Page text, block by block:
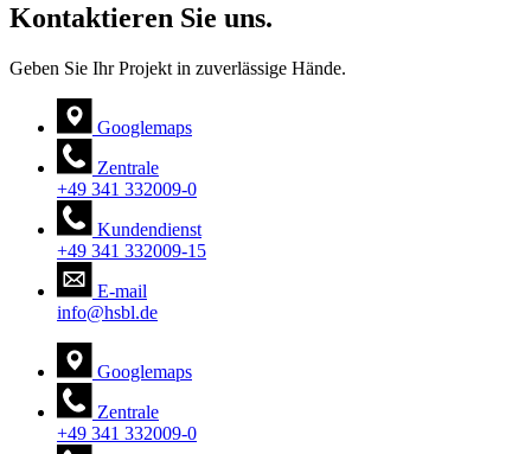
Kontaktieren Sie uns.
Geben Sie Ihr Projekt in zuverlässige Hände.
Googlemaps
Zentrale
+49 341 332009-0
Kundendienst
+49 341 332009-15
E-mail
info@hsbl.de
Googlemaps
Zentrale
+49 341 332009-0